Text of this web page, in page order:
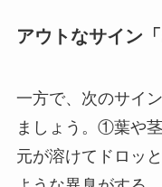
アウトなサイン
一方で、次のサイ
ましょう。①葉や
元が溶けてドロッ